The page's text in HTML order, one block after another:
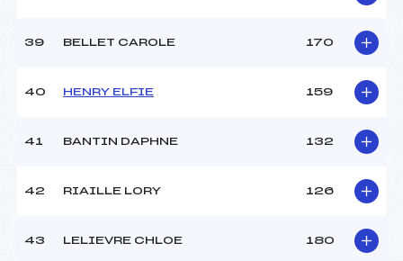
39 BELLET CAROLE 170
40 HENRY ELFIE 159
41 BANTIN DAPHNE 132
42 RIAILLE LORY 126
43 LELIEVRE CHLOE 180